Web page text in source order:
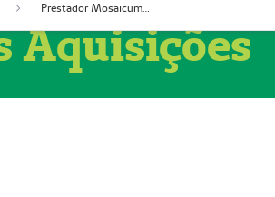
Prestador Mosaicum Espaço Clínico Eireli (51004355-5)
Aquisições